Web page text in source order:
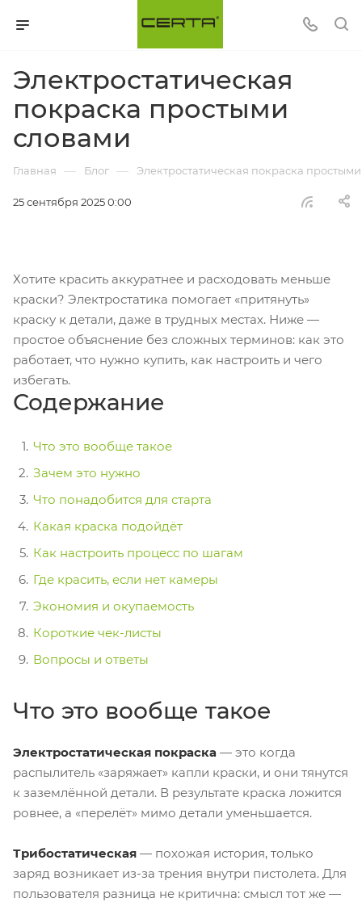
Электростатическая
покраска простыми
словами
Главная — Блог — Электростатическая покраска
25 сентября 2025 0:00
Хотите красить аккуратнее и расходовать меньше
краски? Электростатика помогает «притянуть»
краску к детали, даже в трудных местах. Ниже —
простое объяснение без сложных терминов: как это
работает, что нужно купить, как настроить и чего
избегать.
Содержание
Что это вообще такое
Зачем это нужно
Что понадобится для старта
Какая краска подойдёт
Как настроить процесс по шагам
Где красить, если нет камеры
Экономия и окупаемость
Короткие чек-листы
Вопросы и ответы
Что это вообще такое
Электростатическая покраска — это когда
распылитель «заряжает» капли краски, и они тянутся
к заземлённой детали. В результате краска ложится
ровнее, а «перелёт» мимо детали уменьшается.
Трибостатическая — похожая история, только
заряд возникает из-за трения внутри пистолета. Для
пользователя разница не критична: смысл тот же —